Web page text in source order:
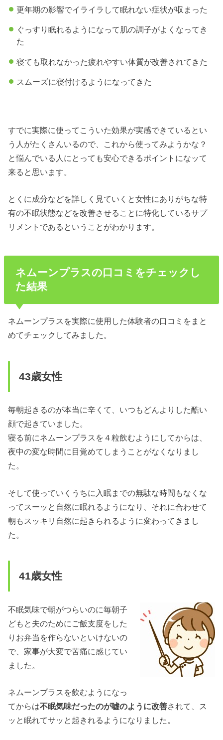
更年期の影響でイライラして眠れない症状が収まった
ぐっすり眠れるようになって肌の調子がよくなってき
た
寝ても取れなかった疲れやすい体質が改善されてきた
スムーズに寝付けるようになってきた
すでに実際に使ってこういた効果が実感できているとい
う人がたくさんいるので、これから使ってみようかな？
と悩んでいる人にとっても安心できるポイントになッて
来ると思います。
とくに成分などを詳しく見ていくと女性にありがちな特
有の不眠状態などを改善させることに特化しているサプ
リメントであるということがわかります。
ネムーンプラスの口コミをチェックし
た結果
ネムーンプラスを実際に使用した体験者の口コミをまと
めてチェックしてみました。
43歳女性
毎朝起きるのが本当に辛くて、いつもどんよりした酷い
顔で起きていました。
寝る前にネムーンプラスを４粒飲むようにしてからは、
夜中の変な時間に目覚めてしまうことがなくなりまし
た。
そして使っていくうちに入眠までの無駄な時間もなくな
ってスーッと自然に眠れるようになり、それに合わせて
朝もスッキリ自然に起きられるように変わってきまし
た。
41歳女性
不眠気味で朝がつらいのに毎朝子
どもと夫のためにご飯支度をした
りお弁当を作らないといけないの
で、家事が大変で苦痛に感じてい
ました。
ネムーンプラスを飲むようになっ
てからは不眠気味だったのが嘘のように改善されて、ス
ッと眠れてサッと起きれるようになりました。